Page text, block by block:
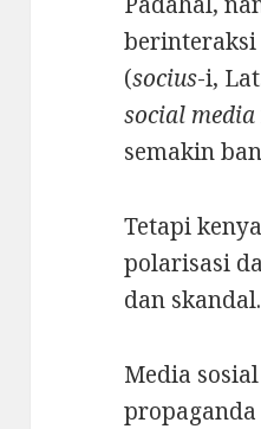
berinteraksi
(socius-i,
social media
semakin
Tetapi
polarisasi
dan skandal.
Media